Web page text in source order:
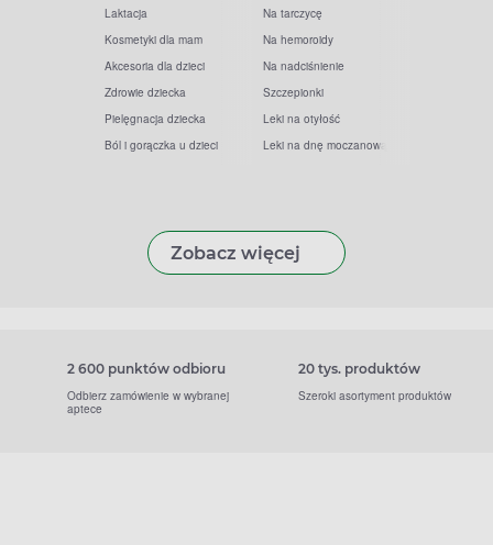
Laktacja
Kosmetyki dla mam
Akcesoria dla dzieci
Zdrowie dziecka
Pielęgnacja dziecka
Ból i gorączka u dzieci
Na tarczycę
Na hemoroidy
Na nadciśnienie
Szczepionki
Leki na otyłość
Leki na dnę moczanową
Zobacz więcej
2 600 punktów odbioru
Odbierz zamówienie w wybranej
aptece
20 tys. produktów
Szeroki asortyment produktów